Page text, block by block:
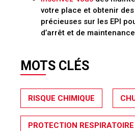
votre place et obtenir
précieuses sur les EPI
d’arrêt et de
MOTS CLÉS
RISQUE CHIMIQUE
PROTECTION RESPIRATOIRE